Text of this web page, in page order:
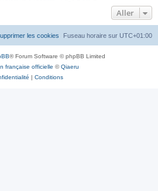
c
e
Aller
Fuseau horaire sur UTC+01:00
les cookies
® Forum Software © phpBB Limited
française officielle ©Qiaeru
| Conditions